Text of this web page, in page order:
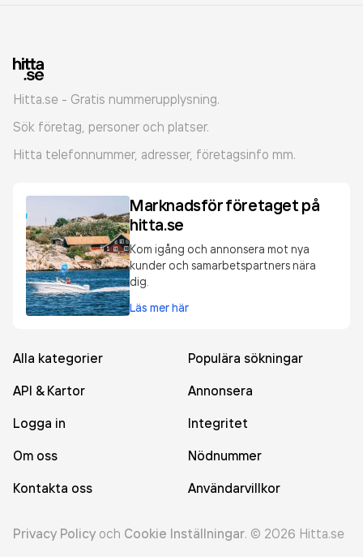
Hitta.se - Gratis nummerupplysning.
Sök företag, personer och platser.
Hitta telefonnummer, adresser, företagsinfo mm.
Marknadsför företaget på
hitta.se
Kom igång och annonsera mot nya
kunder och samarbetspartners nära
dig.
Läs mer här
Alla kategorier
Populära sökningar
API & Kartor
Annonsera
Logga in
Integritet
Om oss
Nödnummer
Kontakta oss
Användarvillkor
Privacy Policy och Cookie Inställningar. © 2026 Hitta.se